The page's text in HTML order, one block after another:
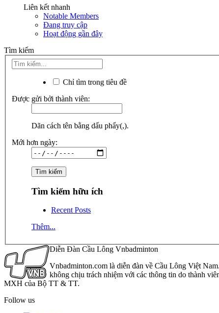
Liên kết nhanh
Notable Members
Đang truy cập
Hoạt động gần đây
Tìm kiếm
Chỉ tìm trong tiêu đề
Được gửi bởi thành viên:
Dãn cách tên bằng dấu phẩy(,).
Mới hơn ngày:
Tìm kiếm hữu ích
Recent Posts
Thêm...
Diễn Đàn Cầu Lông Vnbadminton
Vnbadminton.com là diễn đàn về Cầu Lông Việt
không chịu trách nhiệm với các thông tin do thành
MXH của Bộ TT & TT.
Follow us